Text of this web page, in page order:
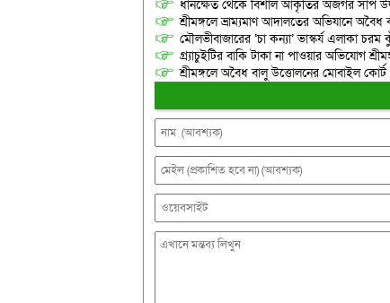
ধানক্ষেত থেকে বিশাল আকৃতির অজগর সাপ
শ্রীমঙ্গলে ভ্রাম্যমাণ আদালতের অভিযানে অবৈধ
মৌলভীবাজারের ‘চা কন্যা’ ভাস্কর্য এলাকা চরম
গ্র্যাচুইটির বাকি টাকা না পাওয়ার অভিযোগ
শ্রীমঙ্গলে অবৈধ বালু উত্তোলনের মোবাইল